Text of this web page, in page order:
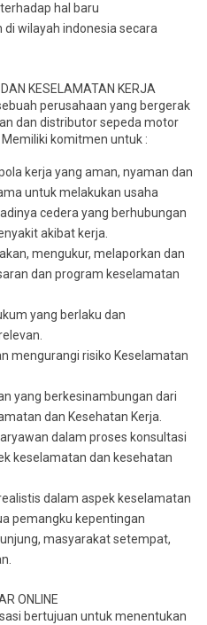
hal baru
wilayah indonesia secara
KESELAMATAN KERJA
perusahaan yang bergerak
dan distributor sepeda motor
komitmen untuk :
kerja yang aman, nyaman dan
untuk melakukan usaha
cedera yang berhubungan
akibat kerja.
mengukur, melaporkan dan
dan program keselamatan
yang berlaku dan
mengurangi risiko Keselamatan
yang berkesinambungan dari
dan Kesehatan Kerja.
dalam proses konsultasi
keselamatan dan kesehatan
dalam aspek keselamatan
pemangku kepentingan
masyarakat setempat,
ONLINE
bertujuan untuk menentukan